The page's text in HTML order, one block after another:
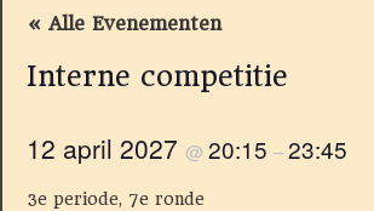
« Alle Evenementen
Interne competitie
12 april 2027 @ 20:15 –23:45
3e periode, 7e ronde